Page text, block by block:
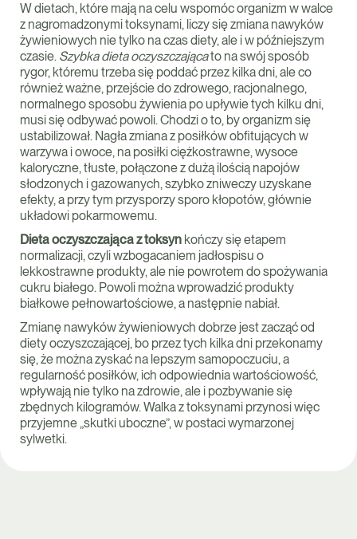
W dietach, które mają na celu wspomóc organizm w walce
z nagromadzonymi toksynami, liczy się zmiana nawyków
żywieniowych nie tylko na czas diety, ale i w późniejszym
czasie. Szybka dieta oczyszczającato na swój sposób
rygor, któremu trzeba się poddać przez kilka dni, ale co
również ważne, przejście do zdrowego, racjonalnego,
normalnego sposobu żywienia po upływie tych kilku dni,
musi się odbywać powoli. Chodzi o to, by organizm się
ustabilizował. Nagła zmiana z posiłków obfitujących w
warzywa i owoce, na posiłki ciężkostrawne, wysoce
kaloryczne, tłuste, połączone z dużą ilością napojów
słodzonych i gazowanych, szybko zniweczy uzyskane
efekty, a przy tym przysporzy sporo kłopotów, głównie
układowi pokarmowemu.
Dieta oczyszczająca z toksyn kończy się etapem
normalizacji, czyli wzbogacaniem jadłospisu o
lekkostrawne produkty, ale nie powrotem do spożywania
cukru białego. Powoli można wprowadzić produkty
białkowe pełnowartościowe, a następnie nabiał.
Zmianę nawyków żywieniowych dobrze jest zacząć od
diety oczyszczającej, bo przez tych kilka dni przekonamy
się, że można zyskać na lepszym samopoczuciu, a
regularność posiłków, ich odpowiednia wartościowość,
wpływają nie tylko na zdrowie, ale i pozbywanie się
zbędnych kilogramów. Walka z toksynami przynosi więc
przyjemne „skutki uboczne”, w postaci wymarzonej
sylwetki.